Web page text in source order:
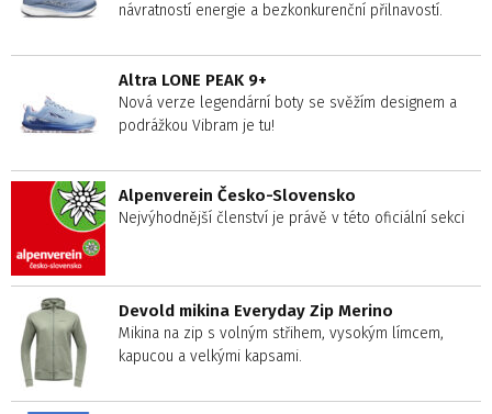
návratností energie a bezkonkurenční přilnavostí.
Altra LONE PEAK 9+
Nová verze legendární boty se svěžím designem a
podrážkou Vibram je tu!
Alpenverein Česko-Slovensko
Nejvýhodnější členství je právě v této oficiální sekci
Devold mikina Everyday Zip Merino
Mikina na zip s volným střihem, vysokým límcem,
kapucou a velkými kapsami.